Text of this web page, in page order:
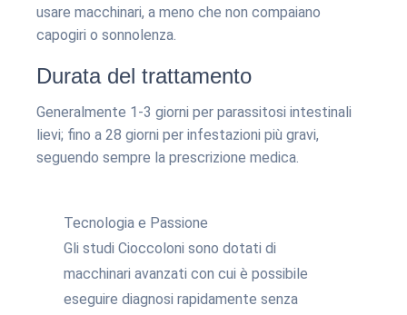
usare macchinari, a meno che non compaiano
capogiri o sonnolenza.
Durata del trattamento
Generalmente 1-3 giorni per parassitosi intestinali
lievi; fino a 28 giorni per infestazioni più gravi,
seguendo sempre la prescrizione medica.
Tecnologia e Passione
Gli studi Cioccoloni sono dotati di
macchinari avanzati con cui è possibile
eseguire diagnosi rapidamente senza